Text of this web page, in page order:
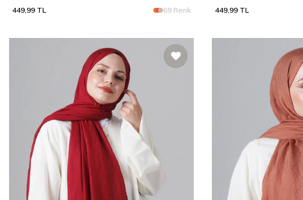
449,99 TL 69 Renk 449,99 TL